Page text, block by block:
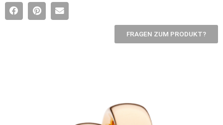
FRAGEN ZUM PRODUKT?